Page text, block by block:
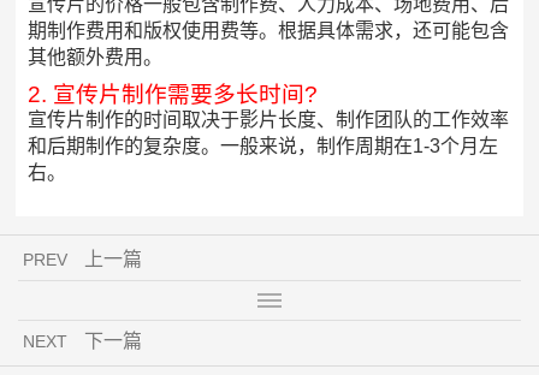
宣传片的价格一般包含制作费、人力成本、场地费用、后
期制作费用和版权使用费等。根据具体需求，还可能包含
其他额外费用。
2. 宣传片制作需要多长时间?
宣传片制作的时间取决于影片长度、制作团队的工作效率
和后期制作的复杂度。一般来说，制作周期在1-3个月左
右。
PREV 上一篇
NEXT 下一篇